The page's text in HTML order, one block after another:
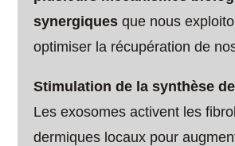
synergiques que nous
optimiser la récupération de
Stimulation de la synthèse
Les exosomes activent les
dermiques locaux pour